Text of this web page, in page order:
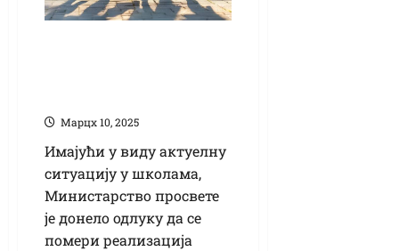
Марцх 10, 2025
Имајући у виду актуелну
ситуацију у школама,
Министарство просвете
је донело одлуку да се
помери реализација